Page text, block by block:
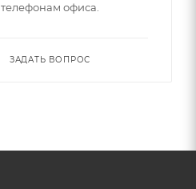
телефонам офиса.
ЗАДАТЬ ВОПРОС